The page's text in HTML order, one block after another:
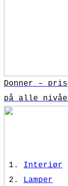
Donner –
på alle
Interiør
Lamper